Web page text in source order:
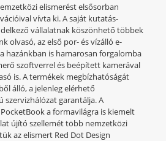
elismerést elsősorban
vívta ki. A saját kutatás-
vállalatnak köszönhető többek
olvasó, az első por- és vízálló e-
hazánkban is hamarosan forgalomba
szoftverrel és beépített kamerával
is. A termékek megbízhatóságát
álló, a jelenleg elérhető
szervizhálózat garantálja. A
a formavilágra is kiemelt
újító szellemét több nemzetközi
az elismert Red Dot Design